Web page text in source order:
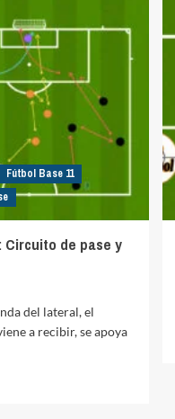
Fútbol Base 11
Circuito de pase y
del lateral, el
a recibir, se apoya